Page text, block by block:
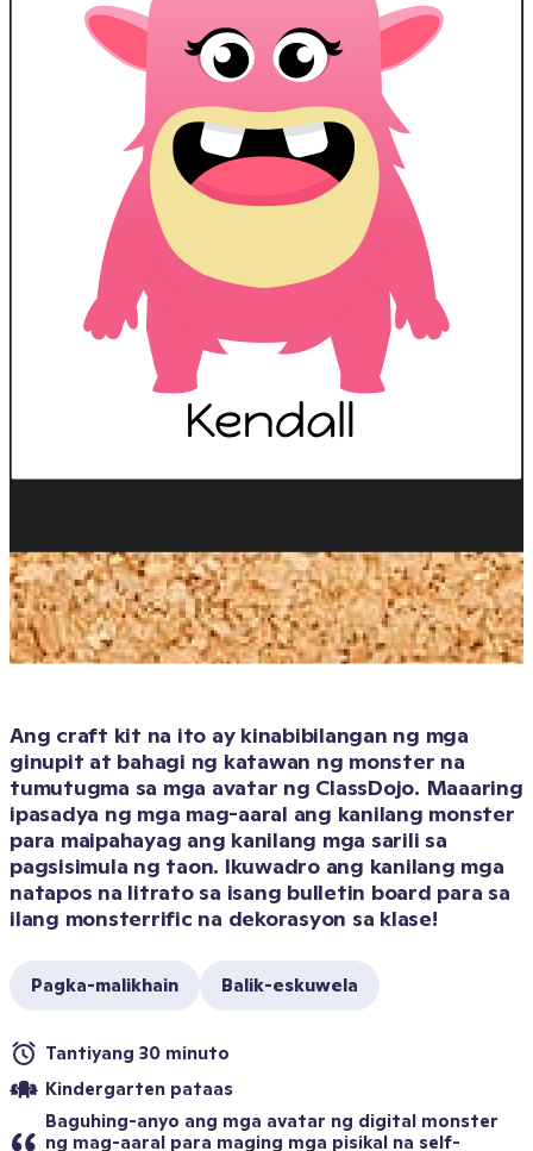
Ang craft kit na ito ay kinabibilangan ng mga
ginupit at bahagi ng katawan ng monster na
tumutugma sa mga avatar ng ClassDojo. Maaaring
ipasadya ng mga mag-aaral ang kanilang monster
para maipahayag ang kanilang mga sarili sa
pagsisimula ng taon. Ikuwadro ang kanilang mga
natapos na litrato sa isang bulletin board para sa
ilang monsterrific na dekorasyon sa klase!
Pagka-malikhain Balik-eskuwela
Tantiyang 30 minuto
Kindergarten pataas
Baguhing-anyo ang mga avatar ng digital monster
ng mag-aaral para maging mga pisikal na self-